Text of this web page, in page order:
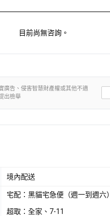
目前尚無咨詢。
廣告、侵害智慧財產權或其他不適
出檢舉
境內配送
宅配：黑貓宅急便（週一到週六）
超取：全家、7-11